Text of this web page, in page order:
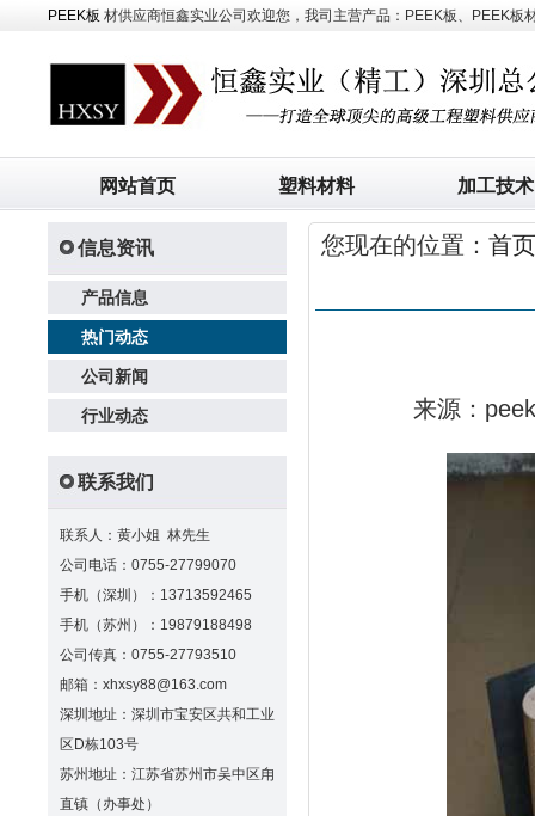
PEEK板 材供应商恒鑫实业公司欢迎您，我司主营产品：PEEK板、PEEK板
网站首页 塑料材料 加工技术
信息资讯
产品信息
热门动态
公司新闻
行业动态
联系我们
联系人：黄小姐 林先生
公司电话：0755-27799070
手机（深圳）：13713592465
手机（苏州）：19879188498
公司传真：0755-27793510
邮箱：xhxsy88@163.com
深圳地址：深圳市宝安区共和工业
区D栋103号
苏州地址：江苏省苏州市吴中区甪
直镇（办事处）
您现在的位置： 首页
来源：